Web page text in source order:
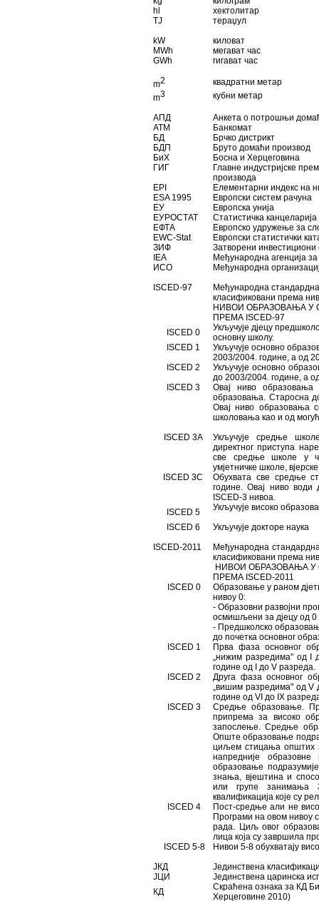
hl
хектолитар
TJ
тераџул
kW
киловат
MWh
мегават час
GWh
гигават час
m2
квадратни метар
m3 кубни метар
АПД
Анкета о потрошњи
АТМ
Банкомат
БД
Брчко дистрикт
БДП
Бруто домаћи производ
БиХ
Босна и Херцеговина
ГИГ
Главне индустријске
производа
EPI
Елементарни индекс на
ESA 1995
Европски систем рачуна
ЕУ
Европска унија
ЕУРОСТАТ
Статистичка канцеларија
ЕФТА
Европско удружење за
EWC-Stat
Европски статистички
ЗИФ
Затворени
IEA
Међународна агенција за
ИСО
Међународна
ISCED-97
Међународна
класификовани према
НИВОИ ОБРАЗОВАЊА У
ПРЕМА ISCED-97
ISCED 0
Укључује дјецу
основну школу.
ISCED 1
Укључује основно
2003/2004. године, а од
ISCED 2
Укључује основно
до 2003/2004. године, а
ISCED 3
Овај ниво образовања
образовања. Старосна
Овај ниво образовања
школовања као и од
ISCED 3А
Укључује средње
директног приступа
све средње школе у
умјетничке школе,
ISCED 3C
Обухвата све средње
године. Овај ниво
ISCED-3 нивоа.
ISCED 5
Укључује високо
ISCED 6
Укључује докторе наука
ISCED-2011
Међународна
класификовани према
НИВОИ ОБРАЗОВАЊА
ПРЕМА ISCED-2011
ISCED 0
Образовање у раном
нивоу 0:
- Образовни развојни
осмишљени за дјецу од 0
- Предшколско
до почетка основног
ISCED 1
Прва фаза основног
„нижим разредима" од I
године од I до V разреда.
ISCED 2
Друга фаза основног
„вишим разредима" од V
године од VI до IX
ISCED 3
Средње образовање.
припрема за високо
запослење. Средње
Опште образовање
циљем стицања општих
напредније
образовање
знања, вјештина и
или групе занимања
квалификација које су
ISCED 4
Пост-средње али не
Програми на овом нивоу
рада. Циљ овог
лица која су завршила
ISCED 5-8
Нивои 5-8 обухватају
ЈКД
Јединствена
ЈЦИ
Јединствена царинска
КД
Скраћена ознака за КД
Херцеговине 2010)